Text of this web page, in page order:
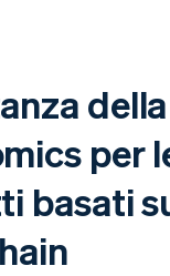
della
per
basati